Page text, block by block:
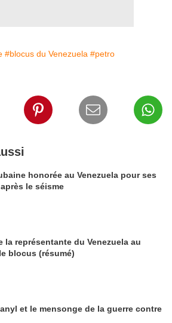
#blocus du Venezuela #petro
honorée au Venezuela pour ses
le séisme
la représentante du Venezuela au
blocus (résumé)
et le mensonge de la guerre contre